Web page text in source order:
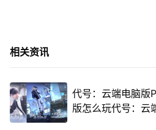
相关资讯
代号：云端电脑版
版怎么玩代号：云